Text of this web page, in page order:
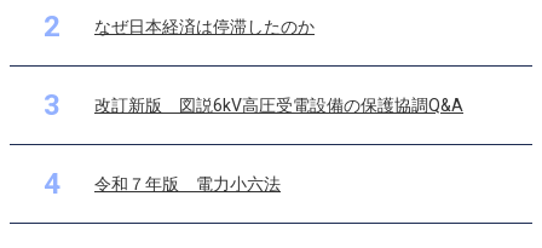
2 なぜ日本経済は停滞したのか
3 改訂新版 図説6kV高圧受電設備の保護協調Q&A
4 令和７年版 電力小六法